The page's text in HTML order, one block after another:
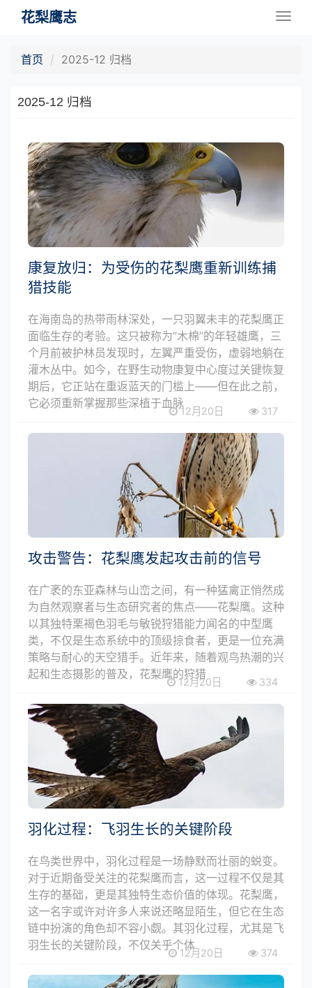
花梨鹰志
首页 2025-12 归档
2025-12 归档
康复放归：为受伤的花梨鹰重新训练捕
猎技能
在海南岛的热带雨林深处，一只羽翼未丰的花梨鹰正
面临生存的考验。这只被称为“木棉”的年轻雄鹰，三
个月前被护林员发现时，左翼严重受伤，虚弱地躺在
灌木丛中。如今，在野生动物康复中心度过关键恢复
期后，它正站在重返蓝天的门槛上——但在此之前，
它必须重新掌握那些深植于血脉
12月20日 317
攻击警告：花梨鹰发起攻击前的信号
在广袤的东亚森林与山峦之间，有一种猛禽正悄然成
为自然观察者与生态研究者的焦点——花梨鹰。这种
以其独特栗褐色羽毛与敏锐狩猎能力闻名的中型鹰
类，不仅是生态系统中的顶级掠食者，更是一位充满
策略与耐心的天空猎手。近年来，随着观鸟热潮的兴
起和生态摄影的普及，花梨鹰的狩猎
12月20日 334
羽化过程：飞羽生长的关键阶段
在鸟类世界中，羽化过程是一场静默而壮丽的蜕变。
对于近期备受关注的花梨鹰而言，这一过程不仅是其
生存的基础，更是其独特生态价值的体现。花梨鹰，
这一名字或许对许多人来说还略显陌生，但它在生态
链中扮演的角色却不容小觑。其羽化过程，尤其是飞
羽生长的关键阶段，不仅关乎个体
12月20日 374